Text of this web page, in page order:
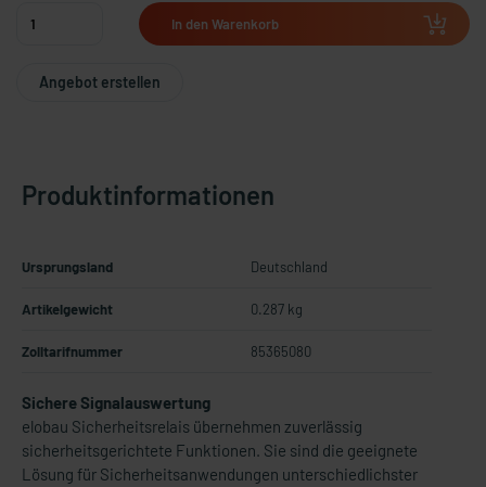
In den Warenkorb
Angebot erstellen
Produktinformationen
Ursprungsland Deutschland
Artikelgewicht 0.287 kg
Zolltarifnummer 85365080
Sichere Signalauswertung
elobau Sicherheitsrelais übernehmen zuverlässig
sicherheitsgerichtete Funktionen. Sie sind die geeignete
Lösung für Sicherheitsanwendungen unterschiedlichster